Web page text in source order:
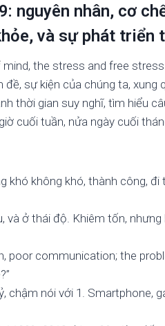
nguyên nhân, cơ
và sự phát triển
the stress and free
sự kiện của chúng ta, xung
thời gian suy nghĩ, tìm hiểu
cuối tuần, nửa ngày cuối
khó không khó, thành công, đi
và ở thái độ. Khiêm tốn,
poor communication; the
chậm nói với 1. Smartphone,